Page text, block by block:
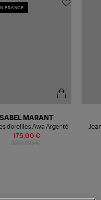
FRANCE
175,00 €
ISABEL MARANT
d'oreilles Awa Argenté